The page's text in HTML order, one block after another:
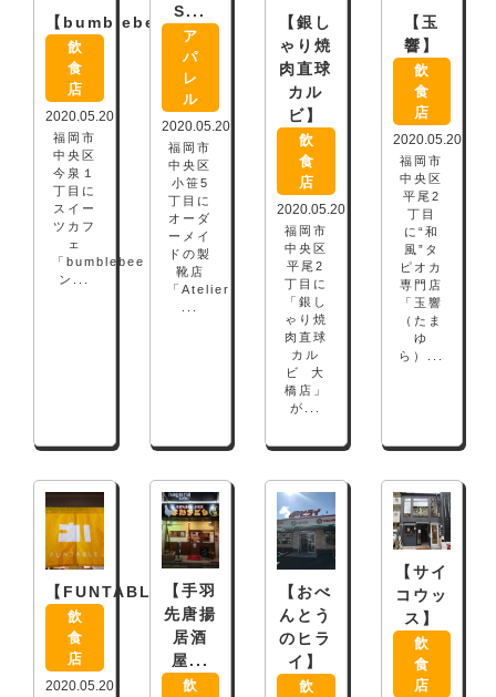
【bumblebee】
飲
食
店
2020.05.20
福岡市
中央区
今泉１
丁目に
スイー
ツカフ
ェ
「bumblebee（バ
ン...
S...
ア
パ
レ
ル
2020.05.20
福岡市
中央区
小笹5
丁目に
オーダ
ーメイ
ドの製
靴店
「Atelier
【銀し
ゃり焼
肉直球
カル
ビ】
飲
食
店
2020.05.20
福岡市
中央区
平尾2
丁目に
「銀し
ゃり焼
肉直球
カル
ビ 大
橋店」
が...
【玉
響】
飲
食
店
2020.05.20
福岡市
中央区
平尾2
丁目
に“和
風”タ
ピオカ
専門店
「玉響
（たま
ゆ
ら）...
【FUNTABLE】
飲
食
店
2020.05.20
【手羽
先唐揚
居酒
屋...
飲
【おべ
んとう
のヒラ
イ】
飲
【サイ
コウッ
ス】
飲
食
店